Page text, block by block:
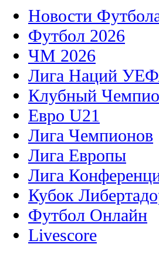
Новости
Футбол 2026
ЧМ 2026
Лига Наций
Клубный
Евро U21
Лига Чемпионов
Лига Европы
Лига
Кубок
Футбол Онлайн
Livescore